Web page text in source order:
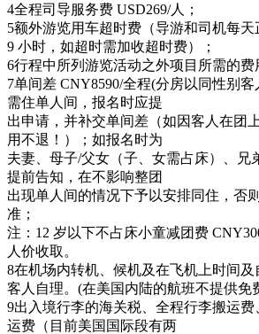
4全程司导服务费 USD269/人；
5额外游览用车超时费（导游和司机每
9 小时，如超时需加收超时费）；
6行程中所列游览活动之外项目所需的费
7单间差 CNY8590/全程(分房以同性别
需住单人间，报名时应提
出申请，并补交单间差（如因客人在团
用不退！）；如报名时为
夫妻、母子/父女（子、女需占床）、兄
提前告知，在不影响整团
出现单人间的情况下予以安排同住，否
准；
注：12 岁以下不占床小童减团费
人价收取。
8在机场内转机、候机及在飞机上时间
客人自理。(在美国内陆的航班不提供免
9出入境行李的海关税、全程行李搬运
运费（目前美国国际段有两